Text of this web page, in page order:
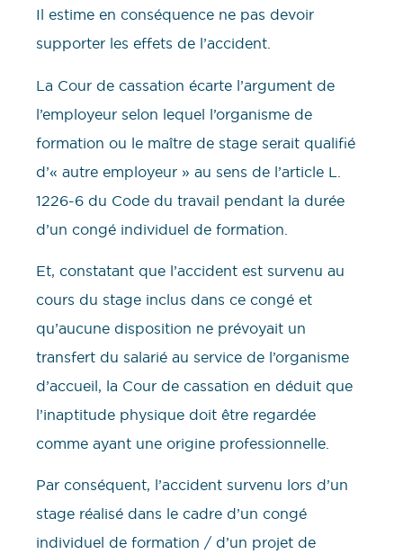
Il estime en conséquence ne pas devoir
supporter les effets de l’accident.
La Cour de cassation écarte l’argument de
l’employeur selon lequel l’organisme de
formation ou le maître de stage serait qualifié
d’« autre employeur » au sens de l’article L.
1226-6 du Code du travail pendant la durée
d’un congé individuel de formation.
Et, constatant que l’accident est survenu au
cours du stage inclus dans ce congé et
qu’aucune disposition ne prévoyait un
transfert du salarié au service de l’organisme
d’accueil, la Cour de cassation en déduit que
l’inaptitude physique doit être regardée
comme ayant une origine professionnelle.
Par conséquent, l’accident survenu lors d’un
stage réalisé dans le cadre d’un congé
individuel de formation / d’un projet de